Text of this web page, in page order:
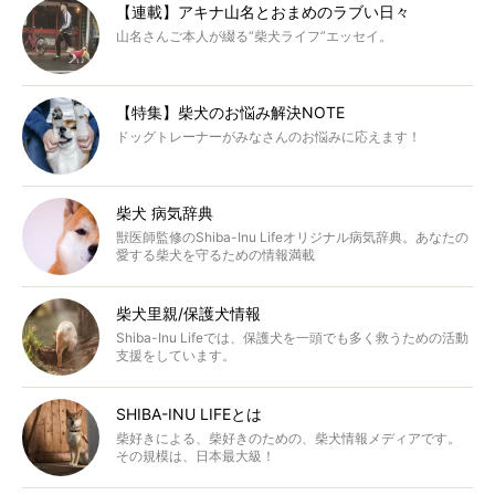
【連載】アキナ山名とおまめのラブい日々
山名さんご本人が綴る“柴犬ライフ”エッセイ。
【特集】柴犬のお悩み解決NOTE
ドッグトレーナーがみなさんのお悩みに応えます！
柴犬 病気辞典
獣医師監修のShiba-Inu Lifeオリジナル病気辞典。あなたの
愛する柴犬を守るための情報満載
柴犬里親/保護犬情報
Shiba-Inu Lifeでは、保護犬を一頭でも多く救うための活動
支援をしています。
SHIBA-INU LIFEとは
柴好きによる、柴好きのための、柴犬情報メディアです。
その規模は、日本最大級！